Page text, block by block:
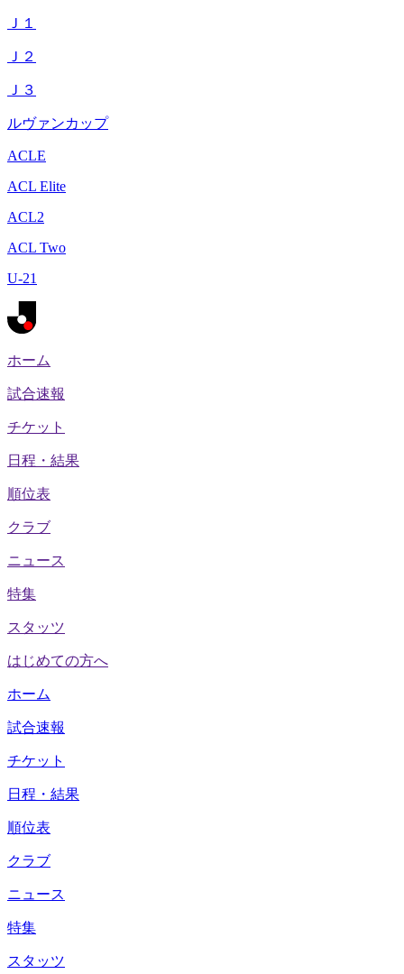
Ｊ１
Ｊ２
Ｊ３
ルヴァンカップ
ACLE
ACL Elite
ACL2
ACL Two
U-21
ホーム
試合速報
チケット
日程・結果
順位表
クラブ
ニュース
特集
スタッツ
はじめての方へ
ホーム
試合速報
チケット
日程・結果
順位表
クラブ
ニュース
特集
スタッツ